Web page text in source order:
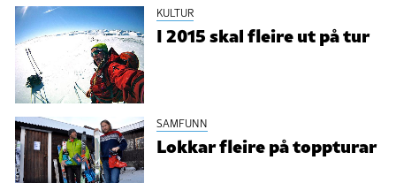
KULTUR
I 2015 skal fleire ut på tur
SAMFUNN
Lokkar fleire på toppturar